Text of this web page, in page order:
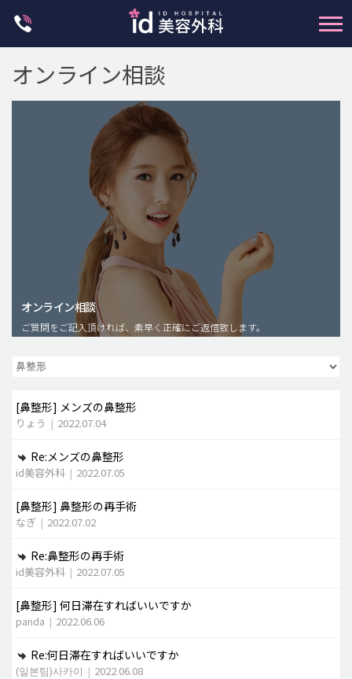
脂肪注入(アンチエイジング)
豊胸手術・バストアップ
メンズ整形
idリアルストーリー
idニュース
安全整形
ご相談のお問い合わせ
オンライン相談
オンライン相談
ご質問をご記入頂ければ、素早く正確にご返信致します。
[鼻整形] メンズの鼻整形
りょう | 2022.07.04
Re:メンズの鼻整形
id美容外科 | 2022.07.05
[鼻整形] 鼻整形の再手術
なぎ | 2022.07.02
Re:鼻整形の再手術
id美容外科 | 2022.07.05
[鼻整形] 何日滞在すればいいですか
panda | 2022.06.06
Re:何日滞在すればいいですか
(일본팀)사카이 | 2022.06.08